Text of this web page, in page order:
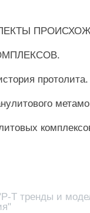
протолита.
Т тренды и